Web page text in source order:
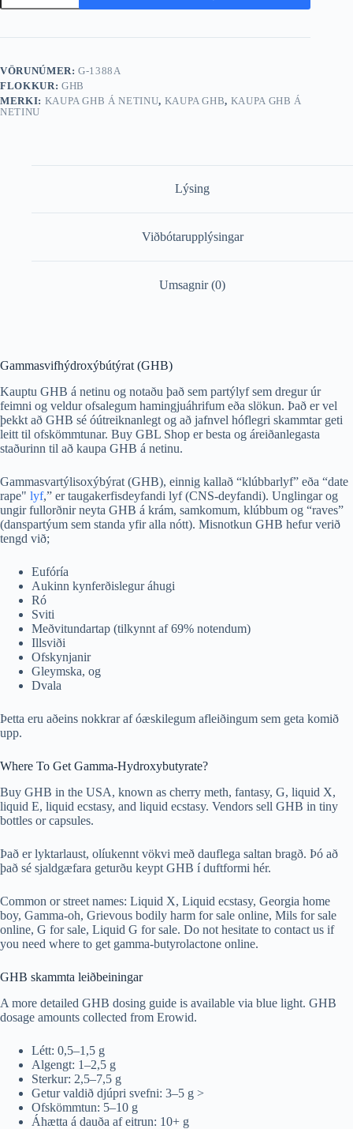
Hydroxybutyrate
VÖRUNÚMER:G-1388A
FLOKKUR: GHB
MERKI: KAUPA GHB Á NETINU, KAUPA GHB, KAUPA GHB Á
NETINU
Lýsing
Viðbótarupplýsingar
Umsagnir (0)
Gammasvifhýdroxýbútýrat (GHB)
Kauptu GHB á netinu og notaðu það sem partýlyf sem dregur úr
feimni og veldur ofsalegum hamingjuáhrifum eða slökun. Það er vel
þekkt að GHB sé óútreiknanlegt og að jafnvel hóflegri skammtar geti
leitt til ofskömmtunar. Buy GBL Shop er besta og áreiðanlegasta
staðurinn til að kaupa GHB á netinu.
Gammasvartýlisoxýbýrat (GHB), einnig kallað “klúbbarlyf” eða “date
rape" lyf,” er taugakerfisdeyfandi lyf (CNS-deyfandi). Unglingar og
ungir fullorðnir neyta GHB á krám, samkomum, klúbbum og “raves”
(danspartýum sem standa yfir alla nótt). Misnotkun GHB hefur verið
tengd við;
Eufóría
Aukinn kynferðislegur áhugi
Ró
Sviti
Meðvitundartap (tilkynnt af 69% notendum)
Illsviði
Ofskynjanir
Gleymska, og
Dvala
Þetta eru aðeins nokkrar af óæskilegum afleiðingum sem geta komið
upp.
Where To Get Gamma-Hydroxybutyrate?
Buy GHB in the USA, known as cherry meth, fantasy, G, liquid X,
liquid E, liquid ecstasy, and liquid ecstasy. Vendors sell GHB in tiny
bottles or capsules.
Það er lyktarlaust, olíukennt vökvi með dauflega saltan bragð. Þó að
það sé sjaldgæfara geturðu keypt GHB í duftformi hér.
Common or street names: Liquid X, Liquid ecstasy, Georgia home
boy, Gamma-oh, Grievous bodily harm for sale online, Mils for sale
online, G for sale, Liquid G for sale. Do not hesitate to contact us if
you need where to get gamma-butyrolactone online.
GHB skammta leiðbeiningar
A more detailed GHB dosing guide is available via blue light. GHB
dosage amounts collected from Erowid.
Létt: 0,5–1,5 g
Algengt: 1–2,5 g
Sterkur: 2,5–7,5 g
Getur valdið djúpri svefni: 3–5 g >
Ofskömmtun: 5–10 g
Áhætta á dauða af eitrun: 10+ g